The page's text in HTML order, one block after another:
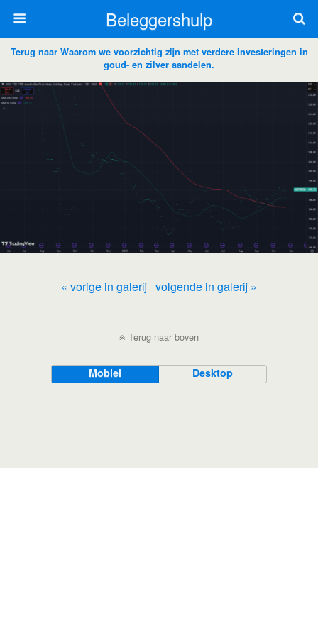
Beleggershulp
Terug naar Waarom we voorzichtig zijn met verdere investeringen in
goud- en zilver aandelen.
« vorige in galerij volgende in galerij »
Terug naar boven
Mobiel Desktop